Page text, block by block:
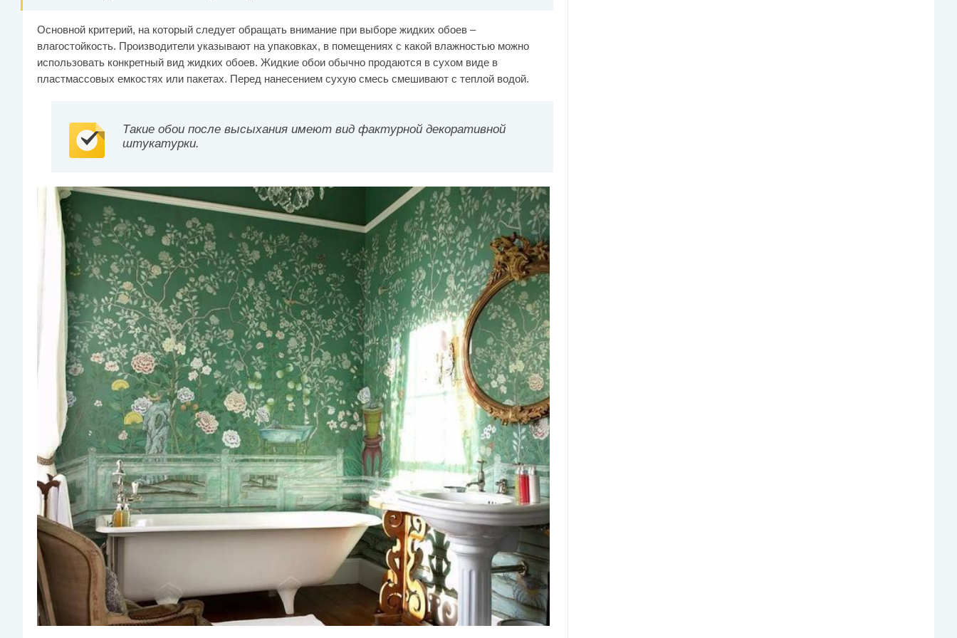
Основной критерий, на который следует обращать внимание при выборе жидких обоев –
влагостойкость. Производители указывают на упаковках, в помещениях с какой влажностью можно
использовать конкретный вид жидких обоев. Жидкие обои обычно продаются в сухом виде в
пластмассовых емкостях или пакетах. Перед нанесением сухую смесь смешивают с теплой водой.
Такие обои после высыхания имеют вид фактурной декоративной
штукатурки.